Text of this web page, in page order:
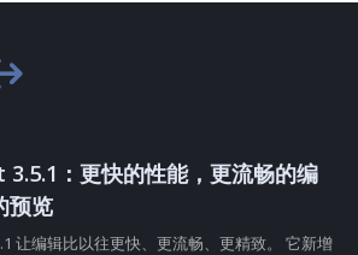
：更快的性能，更流畅的编
预览
让编辑比以往更快、更流畅、更精致。 它新增